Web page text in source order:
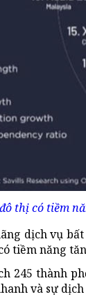
thị có tiềm
dịch vụ
tiềm năng
245 thành
và sự